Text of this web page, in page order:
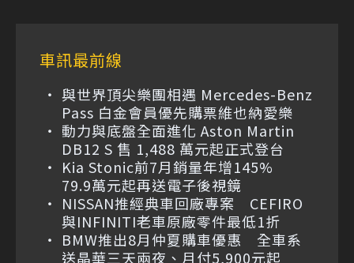
車訊最前線
與世界頂尖樂團相遇 Mercedes-Benz
Pass 白金會員優先購票維也納愛樂
動力與底盤全面進化 Aston Martin
DB12 S 售 1,488 萬元起正式登台
Kia Stonic前7月銷量年增145%
79.9萬元起再送電子後視鏡
NISSAN推經典車回廠專案 CEFIRO
與INFINITI老車原廠零件最低1折
BMW推出8月仲夏購車優惠 全車系
送晶華三天兩夜、月付5,900元起